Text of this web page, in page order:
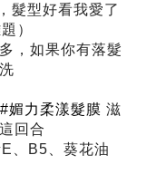
髮型好看我愛了
）
，如果你有落髮
#媚力柔漾髮膜 滋
回合
E B5 、葵花油